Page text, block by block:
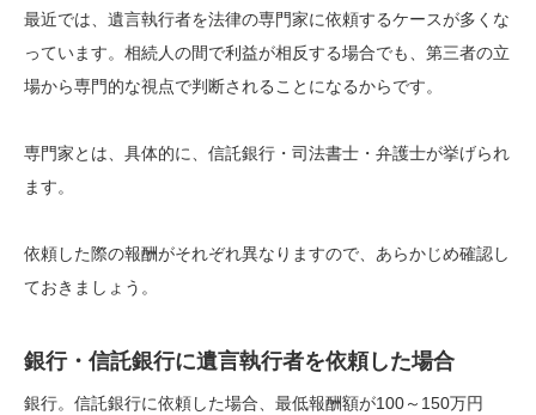
最近では、遺言執行者を法律の専門家に依頼するケースが多くな
っています。相続人の間で利益が相反する場合でも、第三者の立
場から専門的な視点で判断されることになるからです。
専門家とは、具体的に、信託銀行・司法書士・弁護士が挙げられ
ます。
依頼した際の報酬がそれぞれ異なりますので、あらかじめ確認し
ておきましょう。
銀行・信託銀行に遺言執行者を依頼した場合
銀行。信託銀行に依頼した場合、最低報酬額が100～150万円